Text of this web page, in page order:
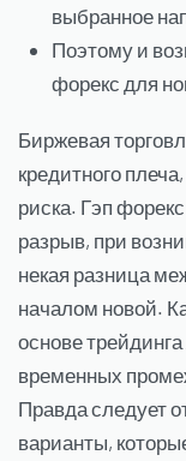
выбранное
Поэтому и
форекс для
Биржевая
кредитного
риска. Гэп
разрыв, при
некая разница
началом новой.
основе
временных
Правда следует
варианты,